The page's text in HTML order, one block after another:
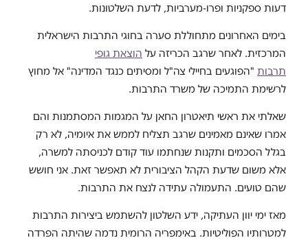
דעות ספקניות ופרו-מערביות, לדעת השלטונות.
בימים האחרונים מתחוללת סערה בחוגי התרבות הישראלית
המרכזית. לאחר שרגב הכריזה על הוצאת גופי
תרבות "הפוגעים בחיילי צה"ל ומסיתים כנגד המדינה" אל מחוץ
לרשימת התמיכה של משרד התרבות.
שאלתי את ראשי תיאטרון החאן על המגמות המסתמנות והם
אמרו שאינם מאמינים שרגב תצליח לממש את איומיה, לא רק
בגלל הסכמים ותקנות שנחתמו עוד קודם לכניסתה למשרה,
אלא משום שדעת הקהל הציבורית לא תאפשר זאת. אני חושש
שהם טועים. התעמולה עתידה לנצח את התרבות.
מאז ימי יוון העתיקה, ידע השלטון להשתמש ביצירות התרבות
למטרותיו הפוליטיות. באימפריה הרומית נדמה שהיתה הפרדה